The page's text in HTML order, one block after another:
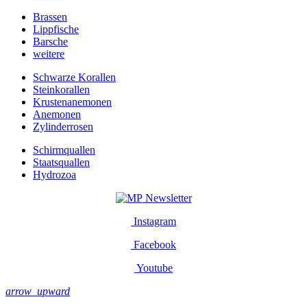
Brassen
Lippfische
Barsche
weitere
Schwarze Korallen
Steinkorallen
Krustenanemonen
Anemonen
Zylinderrosen
Schirmquallen
Staatsquallen
Hydrozoa
Newsletter
Instagram
Facebook
Youtube
arrow_upward